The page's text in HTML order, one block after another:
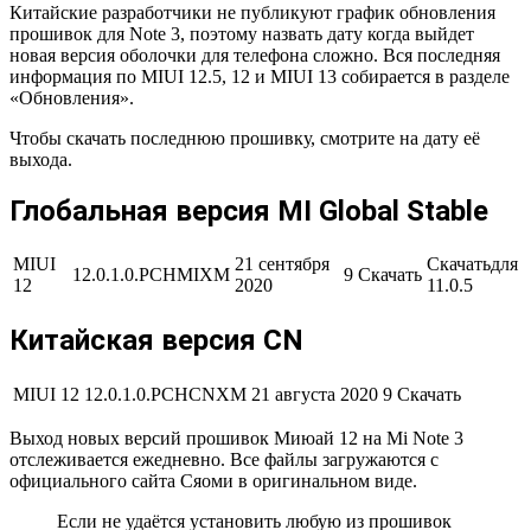
Китайские разработчики не публикуют график обновления
прошивок для Note 3, поэтому назвать дату когда выйдет
новая версия оболочки для телефона сложно. Вся последняя
информация по MIUI 12.5, 12 и MIUI 13 собирается в разделе
«Обновления».
Чтобы скачать последнюю прошивку, смотрите на дату её
выхода.
Глобальная версия MI Global Stable
MIUI
12
12.0.1.0.PCHMIXM
21 сентября
2020
9 Скачать
Скачатьдля
11.0.5
Китайская версия CN
MIUI 12 12.0.1.0.PCHCNXM 21 августа 2020 9 Скачать
Выход новых версий прошивок Миюай 12 на Mi Note 3
отслеживается ежедневно. Все файлы загружаются с
официального сайта Сяоми в оригинальном виде.
Если не удаётся установить любую из прошивок